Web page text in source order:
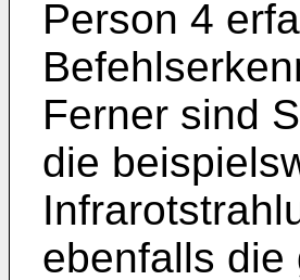
Person 4
Ferner sind
die
ebenfalls die